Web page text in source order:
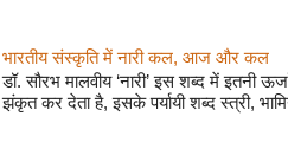
भारतीय संस्कृति में नारी कल, आज और कल
डॉ. सौरभ मालवीय ‘नारी’ इस शब्द में इतनी
झंकृत कर देता है, इसके पर्यायी शब्द स्त्री,